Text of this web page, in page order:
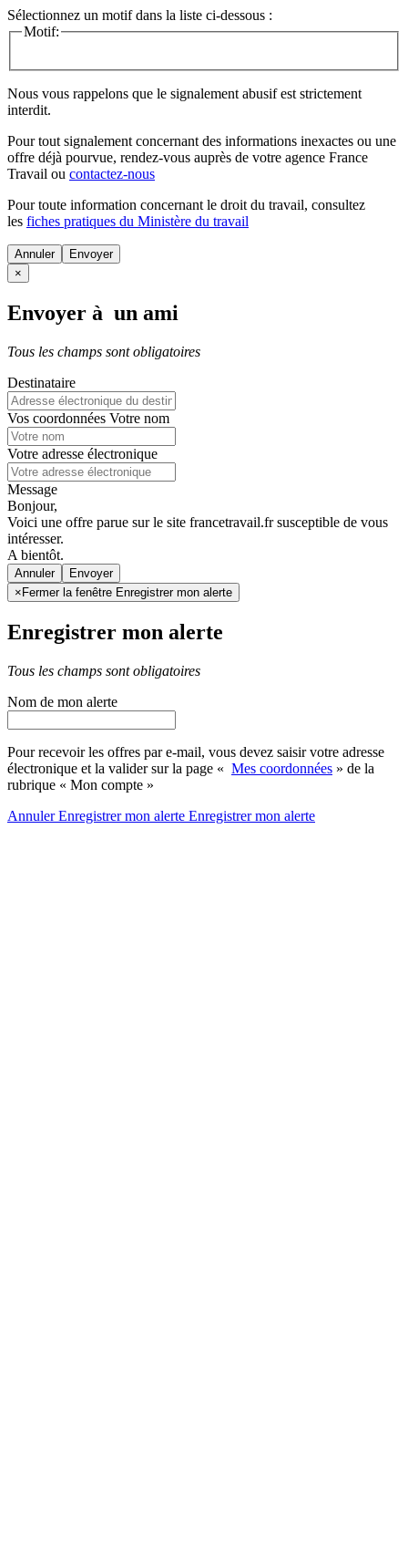
Sélectionnez un motif dans la liste ci-dessous :
Motif:
Nous vous rappelons que le signalement abusif est strictement
interdit.
Pour tout signalement concernant des informations inexactes ou une
offre déjà pourvue, rendez-vous auprès de votre agence France
Travail ou contactez-nous
Pour toute information concernant le droit du travail, consultez
les fiches pratiques du Ministère du travail
Annuler
×
Envoyer à un ami
Tous les champs sont obligatoires
Destinataire
Vos coordonnées Votre nom
Votre adresse électronique
Message
Bonjour,
Voici une offre parue sur le site francetravail.fr susceptible de vous
intéresser.
A bientôt.
Annuler
× Fermer la fenêtre Enregistrer mon alerte
Enregistrer mon alerte
Tous les champs sont obligatoires
Nom de mon alerte
Pour recevoir les offres par e-mail, vous devez saisir votre adresse
électronique et la valider sur la page « Mes coordonnées » de la
rubrique « Mon compte »
AnnulerEnregistrer mon alerte Enregistrermon alerte